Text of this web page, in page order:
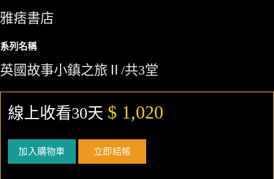
雅痞書店
系列名稱
英國故事小鎮之旅Ⅱ/共3堂
線上收看30天 $ 1,020
加入購物車 立即結帳